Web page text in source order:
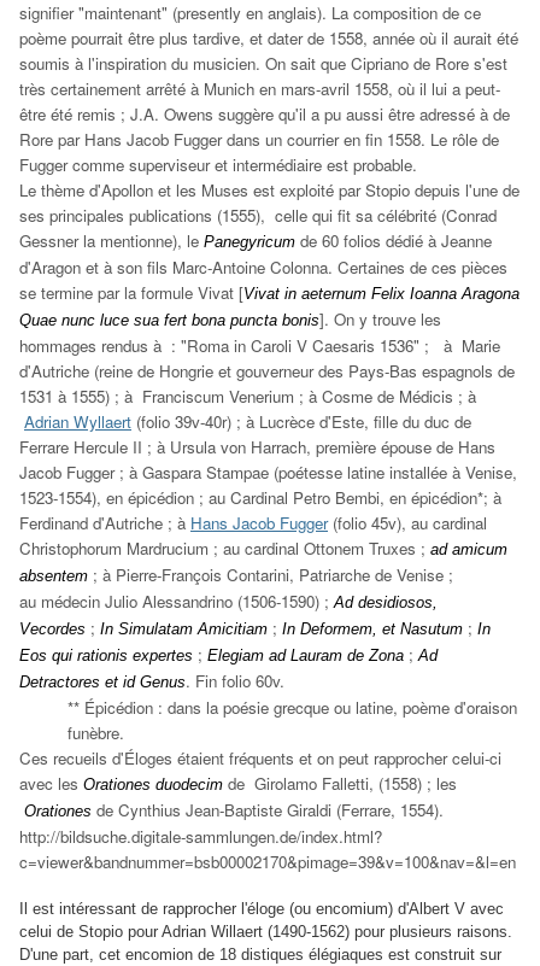
signifier "maintenant" (presently en anglais). La composition de ce
poème pourrait être plus tardive, et dater de 1558, année où il aurait été
soumis à l'inspiration du musicien. On sait que Cipriano de Rore s'est
très certainement arrêté à Munich en mars-avril 1558, où il lui a peut-
être été remis ; J.A. Owens suggère qu'il a pu aussi être adressé à de
Rore par Hans Jacob Fugger dans un courrier en fin 1558. Le rôle de
Fugger comme superviseur et intermédiaire est probable.
Le thème d'Apollon et les Muses est exploité par Stopio depuis l'une de
ses principales publications (1555), celle qui fit sa célébrité (Conrad
Gessner la mentionne), le Panegyricum de 60 folios dédié à Jeanne
d'Aragon et à son fils Marc-Antoine Colonna. Certaines de ces pièces
se termine par la formule Vivat [Vivat in aeternum Felix Ioanna Aragona
Quae nunc luce sua fert bona puncta bonis]. On y trouve les
hommages rendus à : "Roma in Caroli V Caesaris 1536" ; à Marie
d'Autriche (reine de Hongrie et gouverneur des Pays-Bas espagnols de
1531 à 1555) ; à Franciscum Venerium ; à Cosme de Médicis ; à
Adrian Wyllaert (folio 39v-40r) ; à Lucrèce d'Este, fille du duc de
Ferrare Hercule II ; à Ursula von Harrach, première épouse de Hans
Jacob Fugger ; à Gaspara Stampae (poétesse latine installée à Venise,
1523-1554), en épicédion ; au Cardinal Petro Bembi, en épicédion*; à
Ferdinand d'Autriche ; à Hans Jacob Fugger(folio 45v), au cardinal
Christophorum Mardrucium ; au cardinal Ottonem Truxes ; ad amicum
absentem ; à Pierre-François Contarini, Patriarche de Venise ;
au médecin Julio Alessandrino (1506-1590) ;Ad desidiosos,
Vecordes ; In Simulatam Amicitiam ; In Deformem, et Nasutum ; In
Eos qui rationis expertes ; Elegiam ad Lauram de Zona ;Ad
Detractores et id Genus. Fin folio 60v.
** Épicédion : dans la poésie grecque ou latine, poème d'oraison
funèbre.
Ces recueils d'Éloges étaient fréquents et on peut rapprocher celui-ci
avec les Orationes duodecim de Girolamo Falletti, (1558) ; les
Orationes de Cynthius Jean-Baptiste Giraldi (Ferrare, 1554).
http://bildsuche.digitale-sammlungen.de/index.html?
c=viewer&bandnummer=bsb00002170&pimage=39&v=100&nav=&l=en
Il est intéressant de rapprocher l'éloge (ou encomium) d'Albert V avec
celui de Stopio pour Adrian Willaert (1490-1562) pour plusieurs raisons.
D'une part, cet encomion de 18 distiques élégiaques est construit sur